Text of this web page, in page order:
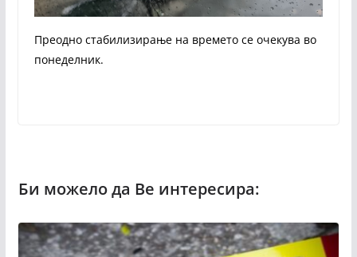
Преодно стабилизирање на времето се очекува во
понеделник.